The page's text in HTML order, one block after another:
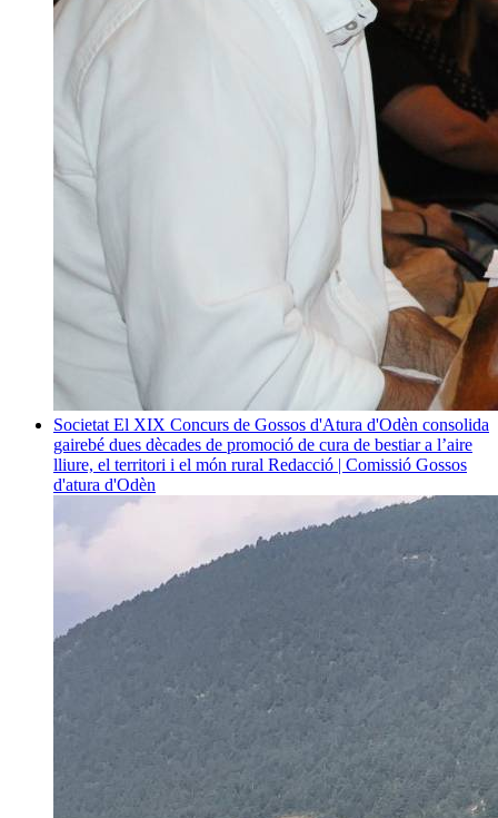
Societat El XIX Concurs de Gossos d'Atura d'Odèn consolida
gairebé dues dècades de promoció de cura de bestiar a l’aire
lliure, el territori i el món rural Redacció | Comissió Gossos
d'atura d'Odèn